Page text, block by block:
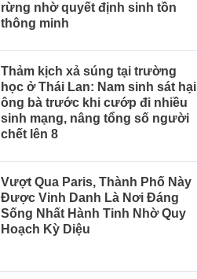
rừng nhờ quyết định sinh tồn
thông minh
Thảm kịch xả súng tại trường
học ở Thái Lan: Nam sinh sát hại
ông bà trước khi cướp đi nhiều
sinh mạng, nâng tổng số người
chết lên 8
Vượt Qua Paris, Thành Phố Này
Được Vinh Danh Là Nơi Đáng
Sống Nhất Hành Tinh Nhờ Quy
Hoạch Kỳ Diệu